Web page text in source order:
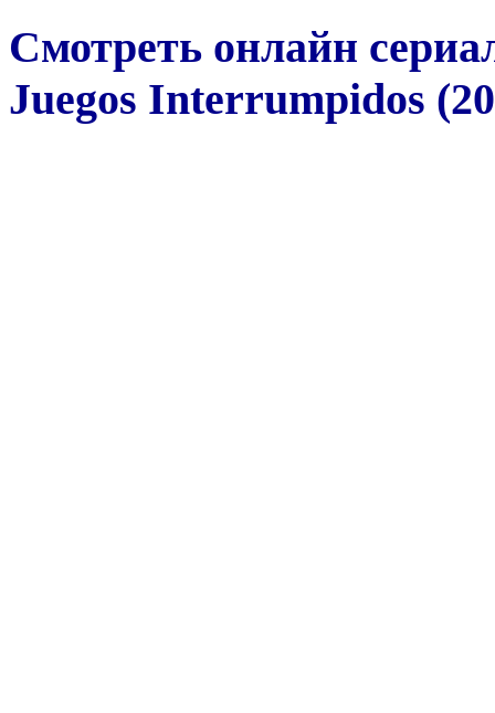
Смотреть онлайн
Juegos Interrumpidos